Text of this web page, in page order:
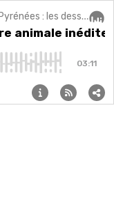
animale inédite
Fièvre catarrhale ovine dans les Pyrénées : les dessous d'une hécatombe
animale inédite
03:11